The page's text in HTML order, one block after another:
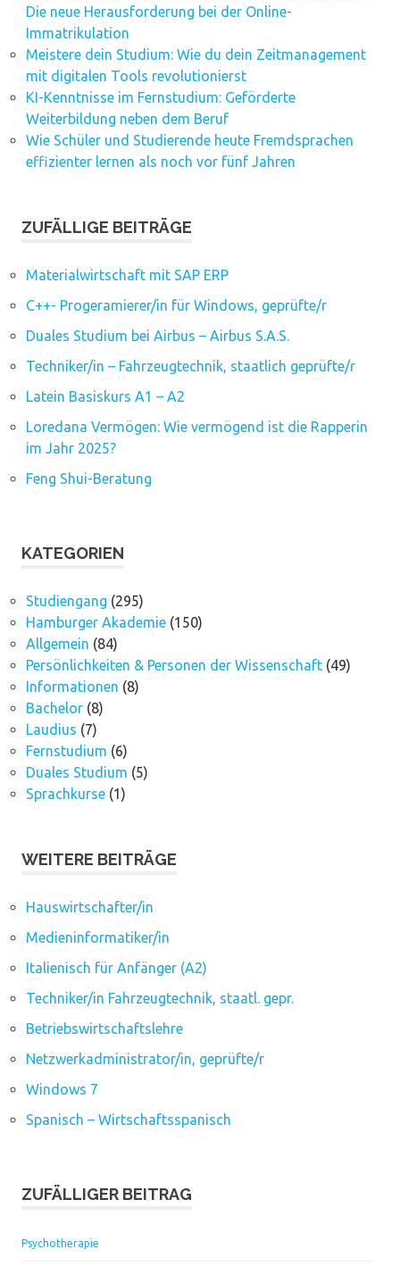
Die neue Herausforderung bei der Online-
Immatrikulation
Meistere dein Studium: Wie du dein Zeitmanagement
mit digitalen Tools revolutionierst
KI-Kenntnisse im Fernstudium: Geförderte
Weiterbildung neben dem Beruf
Wie Schüler und Studierende heute Fremdsprachen
effizienter lernen als noch vor fünf Jahren
ZUFÄLLIGE BEITRÄGE
Materialwirtschaft mit SAP ERP
C++- Progeramierer/in für Windows, geprüfte/r
Duales Studium bei Airbus – Airbus S.A.S.
Techniker/in – Fahrzeugtechnik, staatlich geprüfte/r
Latein Basiskurs A1 – A2
Loredana Vermögen: Wie vermögend ist die Rapperin
im Jahr 2025?
Feng Shui-Beratung
KATEGORIEN
Studiengang (295)
Hamburger Akademie(150)
Allgemein (84)
Persönlichkeiten & Personen der Wissenschaft(49)
Informationen (8)
Bachelor(8)
Laudius (7)
Fernstudium (6)
Duales Studium (5)
Sprachkurse(1)
WEITERE BEITRÄGE
Hauswirtschafter/in
Medieninformatiker/in
Italienisch für Anfänger (A2)
Techniker/in Fahrzeugtechnik, staatl. gepr.
Betriebswirtschaftslehre
Netzwerkadministrator/in, geprüfte/r
Windows 7
Spanisch – Wirtschaftsspanisch
ZUFÄLLIGER BEITRAG
Psychotherapie